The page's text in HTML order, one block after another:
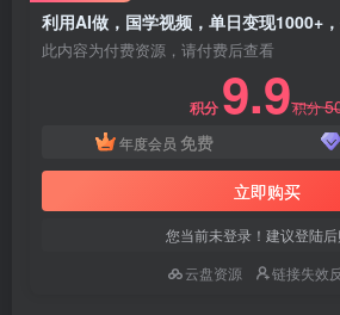
利用AI做，国学视频，单日变现1000+
此内容为付费资源，请付费后查看
积分 9.9积分
年度会员 免费
立即购买
您当前未登录！建议登陆
云盘资源
链接失效